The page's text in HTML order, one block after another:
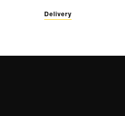
Delivery